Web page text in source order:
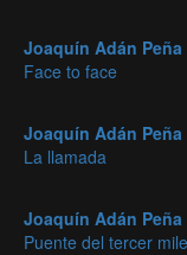
Joaquín Adán Peña
Face to face
Joaquín Adán Peña
La llamada
Joaquín Adán Peña
Puente del tercer